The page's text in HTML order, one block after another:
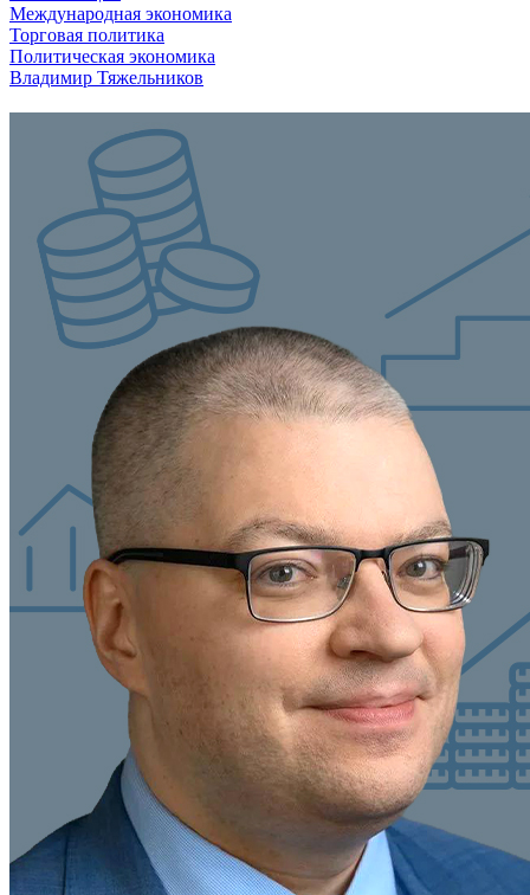
Международная экономика
Торговая политика
Политическая экономика
Владимир Тяжельников